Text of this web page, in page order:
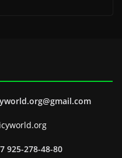
925-278-48-80